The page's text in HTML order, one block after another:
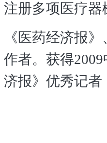
注册多项医疗器
《医药经济报
作者。获得
济报》优秀记